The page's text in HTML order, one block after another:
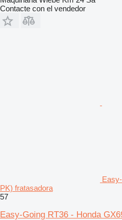
Contacte con el vendedor
PK) fratasadora
57
Easy-Going RT36 - Honda